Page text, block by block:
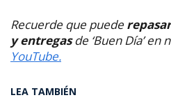
Recuerde que puede
y entregasde ‘Buen Día’ en
YouTube.
LEA TAMBIÉN